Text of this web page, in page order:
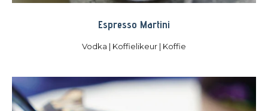
Espresso Martini
Vodka | Koffielikeur | Koffie